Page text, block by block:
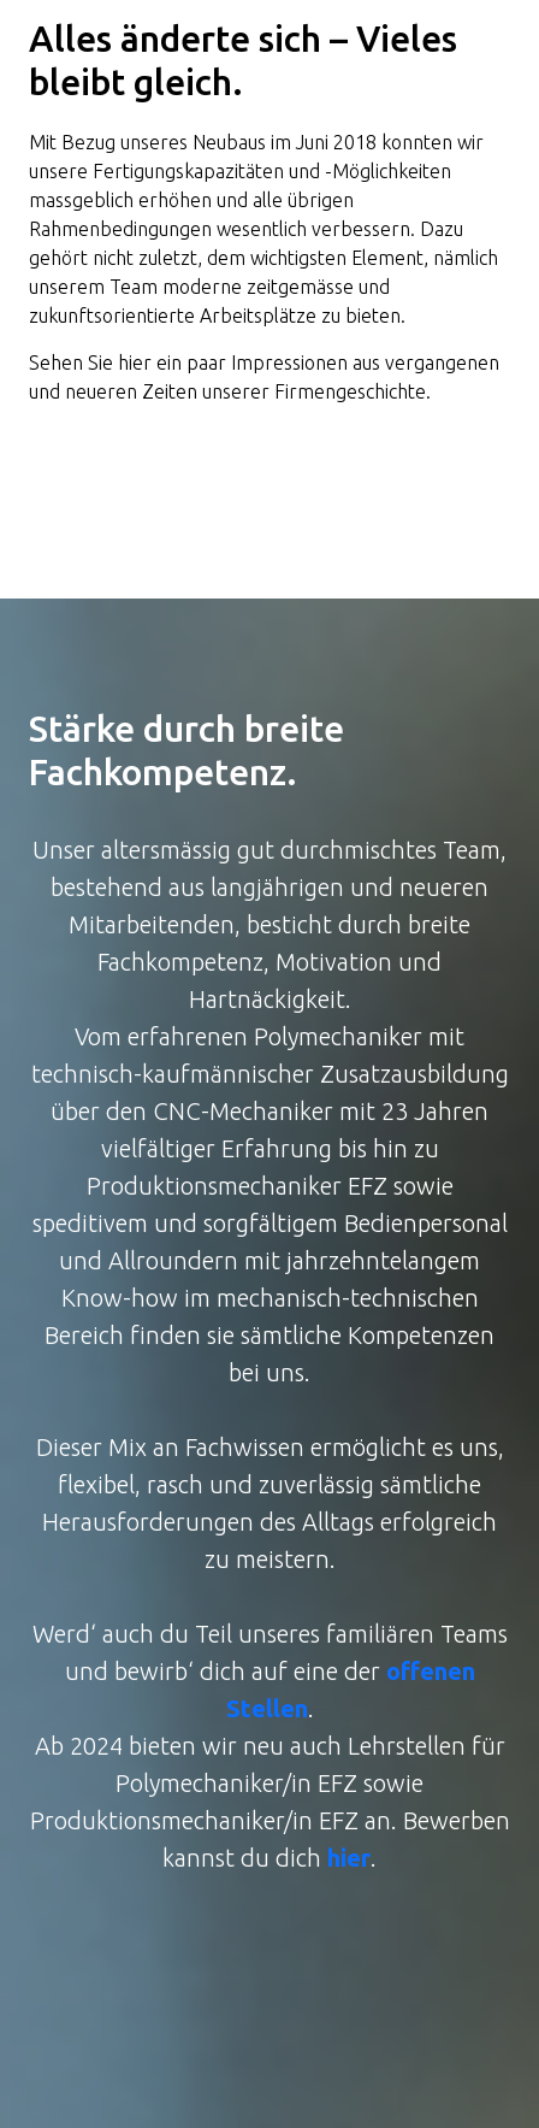
Alles änderte sich – Vieles
bleibt gleich.
Mit Bezug unseres Neubaus im Juni 2018 konnten wir
unsere Fertigungskapazitäten und -Möglichkeiten
massgeblich erhöhen und alle übrigen
Rahmenbedingungen wesentlich verbessern. Dazu
gehört nicht zuletzt, dem wichtigsten Element, nämlich
unserem Team moderne zeitgemässe und
zukunftsorientierte Arbeitsplätze zu bieten.
Sehen Sie hier ein paar Impressionen aus vergangenen
und neueren Zeiten unserer Firmengeschichte.
Stärke durch breite
Fachkompetenz.
Unser altersmässig gut durchmischtes Team,
bestehend aus langjährigen und neueren
Mitarbeitenden, besticht durch breite
Fachkompetenz, Motivation und
Hartnäckigkeit.
Vom erfahrenen Polymechaniker mit
technisch-kaufmännischer Zusatzausbildung
über den CNC-Mechaniker mit 23 Jahren
vielfältiger Erfahrung bis hin zu
Produktionsmechaniker EFZ sowie
speditivem und sorgfältigem Bedienpersonal
und Allroundern mit jahrzehntelangem
Know-how im mechanisch-technischen
Bereich finden sie sämtliche Kompetenzen
bei uns.
Dieser Mix an Fachwissen ermöglicht es uns,
flexibel, rasch und zuverlässig sämtliche
Herausforderungen des Alltags erfolgreich
zu meistern.
Werd‘ auch du Teil unseres familiären Teams
und bewirb‘ dich auf eine der offenen
Stellen.
Ab 2024 bieten wir neu auch Lehrstellen für
Polymechaniker/in EFZ sowie
Produktionsmechaniker/in EFZ an. Bewerben
kannst du dich hier.